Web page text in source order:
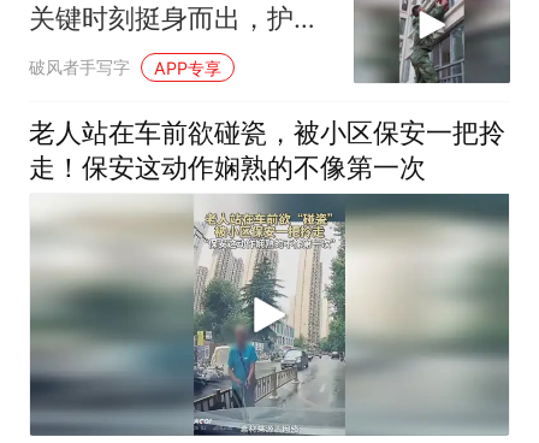
关键时刻挺身而出，护住
孩子化险为夷
破风者手写字 APP专享
老人站在车前欲碰瓷，被小区保安一把拎
走！保安这动作娴熟的不像第一次